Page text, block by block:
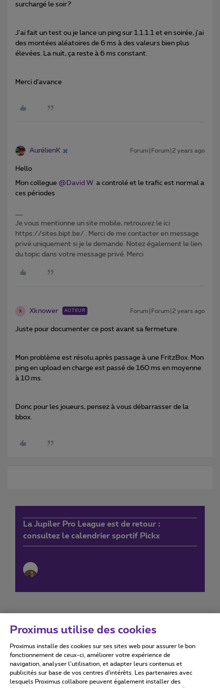
surchargé le soir?
J'ai fait un test ou je lance un ping sur 1.1.1.1 et en soirée, j'ai
des montées aléatoires de 6 ms à des valeurs bien plus
élevées. La nuit, ça reste à 6 ms constant.
Merci d'avance
AurélienK Forum|Forum|2 years ago
Hello
Mon collegue @David W a controlé et le trafic est normal a
ces périodes
Je vous mentionne un site mobile, retrouvez le ici
https://sites.bipt.be/ . Merci de me contacter en message
privé uniquement si je le demande. Notez également le lien
du topic dans votre message privé. Merci
X Xknower AUTEUR Forum|Forum|2 years ago
Juste pour documenter ce post avant sa fermeture.
Mon problème est résolu après passage à une FritzBox. Mon
ping en upload en charge est passé de 160 ms en moyenne
à 10 ms.
Donc pour les joueurs, pensez à vous débarrasser de la
bbox.
La Jupiler Pro League est de retour :
consultez le calendrier sportif Pickx
Conditions d'utilisation Accessibility statement
Proximus utilise des cookies
Proximus installe des cookies sur ses sites web pour assurer le bon
fonctionnement de ceux-ci, améliorer votre expérience de
navigation, analyser l’utilisation, et adapter leurs contenus et
publicités sur base de vos centres d’intérêts. Les partenaires avec
lesquels Proximus collabore peuvent également installer des